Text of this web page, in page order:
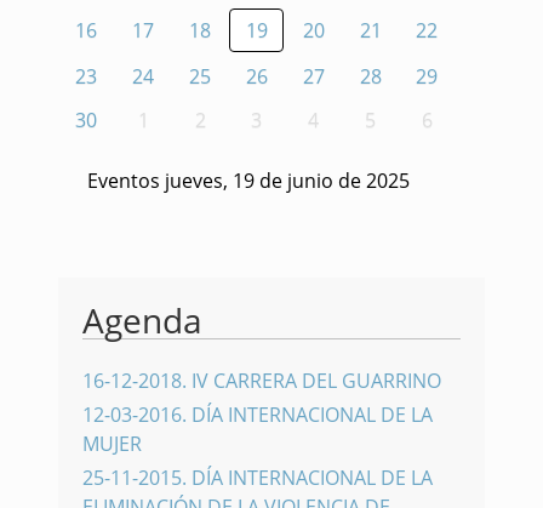
16
17 18 19 20 21
22
23
24 25 26 27 28
29
30
1 2 3 4 5 6
Eventos jueves, 19 de junio de 2025
Agenda
16-12-2018. IV CARRERA DEL GUARRINO
12-03-2016. DÍA INTERNACIONAL DE LA
MUJER
25-11-2015. DÍA INTERNACIONAL DE LA